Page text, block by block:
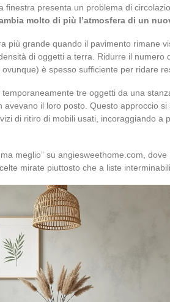
finestra presenta un problema di
molto di più l’atmosfera di un
più grande quando il pavimento rimane
di oggetti a terra. Ridurre il numero
è spesso sufficiente per ridare
tre oggetti da una
il loro posto. Questo approccio si
di ritiro di mobili usati, incoraggiando a
meglio” su angiesweethome.com, dove
mirate piuttosto che a liste interminabili.